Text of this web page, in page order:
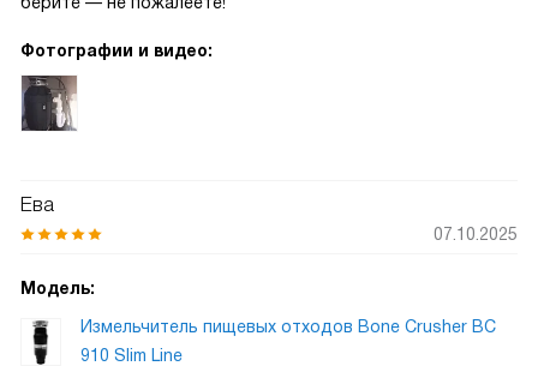
Фотографии и видео:
Ева
07.10.2025
Модель:
Измельчитель пищевых отходов Bone Crusher BC
910 Slim Line